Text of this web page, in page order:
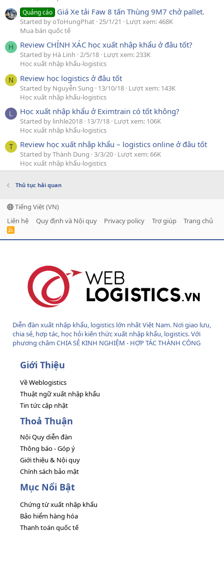
Quảng cáo Giá Xe tải Faw 8 tấn Thùng 9M7 chở pallet.
Started by oToHungPhat 25/1/21
Lượt xem: 468K
Mua bán quốc tế
H Review CHÍNH XÁC học xuất nhập khẩu ở đâu tốt?
Started by Hà Linh 2/5/18 Lượt xem: 233K
Học xuất nhập khẩu-logistics
N Review học logistics ở đâu tốt
Started by Nguyễn Sung 13/10/18 Lượt xem: 143K
Học xuất nhập khẩu-logistics
L Học xuất nhập khẩu ở Eximtrain có tốt không?
Started by linhle2018 13/7/18 Lượt xem: 106K
Học xuất nhập khẩu-logistics
T Review học xuất nhập khẩu – logistics online ở đâu tốt
Started by Thành Dung 3/3/20 Lượt xem: 66K
Học xuất nhập khẩu-logistics
Thủ tục hải quan
Tiếng Việt (VN)
Liên hệ
Quy định và Nội quy Privacy policy Trợ giúp Trang chủ
R
Diễn đàn xuất nhập khẩu, logistics lớn nhất Việt Nam. Nơi giao lưu,
chia sẻ, hợp tác, học hỏi kiến thức xuất nhập khẩu, logistics. Với
phương châm CHIA SẺ KINH NGHIỆM - HỢP TÁC THÀNH CÔNG
Giới Thiệu
Về Weblogistics
Thuật ngữ xuất nhập khẩu
Tin tức cập nhật
Thoả Thuận
Nội Quy diễn đàn
Thông báo - Góp ý
Giới thiệu & Nội quy
Chính sách bảo mật
Mục Nổi Bật
Chứng từ xuất nhập khẩu
Bảo hiểm hàng hóa
Thanh toán quốc tế